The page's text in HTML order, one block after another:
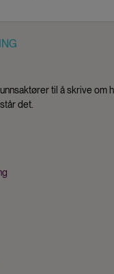
til å skrive om
det.